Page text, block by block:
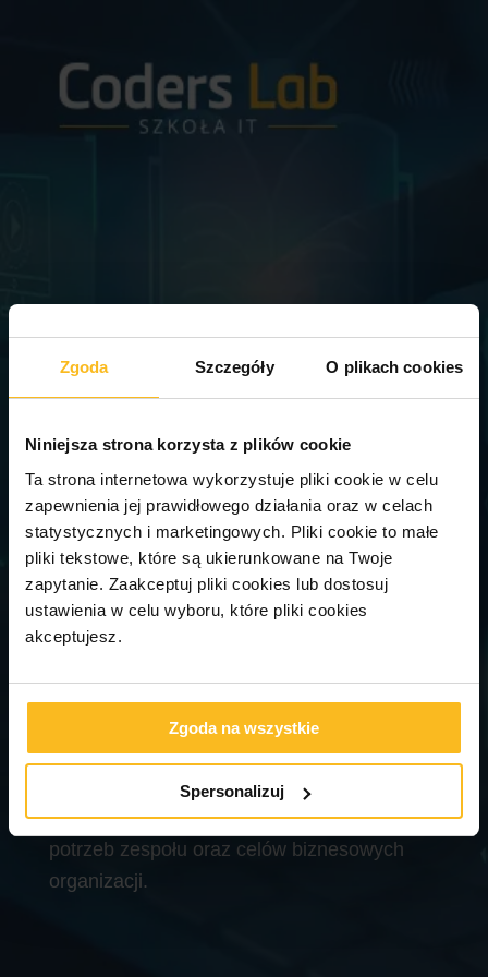
Zgoda Szczegóły O plikach cookies
Niniejsza strona korzysta z plików cookie
Ta strona internetowa wykorzystuje pliki cookie w celu
zapewnienia jej prawidłowego działania oraz w celach
statystycznych i marketingowych. Pliki cookie to małe
pliki tekstowe, które są ukierunkowane na Twoje
zapytanie. Zaakceptuj pliki cookies lub dostosuj
ustawienia w celu wyboru, które pliki cookies
akceptujesz.
Zgoda na wszystkie
Spersonalizuj
Kursy w Coders Lab
Nie prowadzimy obecnie otwartych grup
szkoleniowych. Wszystkie szkolenia
organizujemy na zamówienie firm,
dostosowując zakres i formę realizacji do
potrzeb zespołu oraz celów biznesowych
organizacji.